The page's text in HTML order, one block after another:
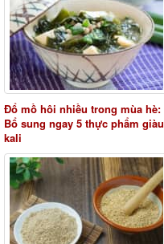
Đổ mồ hôi nhiều trong mùa hè:
Bổ sung ngay 5 thực phẩm giàu
kali